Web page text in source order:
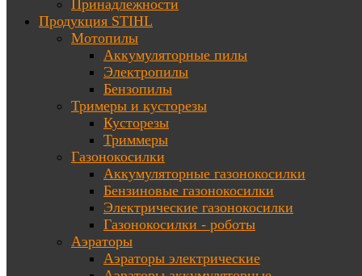
Принадлежности
Продукция STIHL
Мотопилы
Аккумуляторные пилы
Электропилы
Бензопилы
Тримеры и кусторезы
Кусторезы
Триммеры
Газонокосилки
Аккумуляторные газонокосилки
Бензиновые газонокосилки
Электрические газонокосилки
Газонокосилки - роботы
Аэраторы
Аэраторы электрические